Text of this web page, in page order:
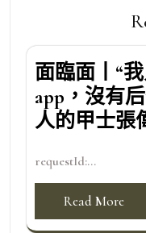
面臨面丨“
app，沒有
人的甲士張
requestId:...
Read More